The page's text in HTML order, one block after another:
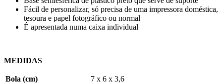
Fácil de personalizar, só precisa de uma impressora doméstica,
tesoura e papel fotográfico ou normal
É apresentada numa caixa individual
MEDIDAS
Bola (cm)
7 x 6 x 3,6